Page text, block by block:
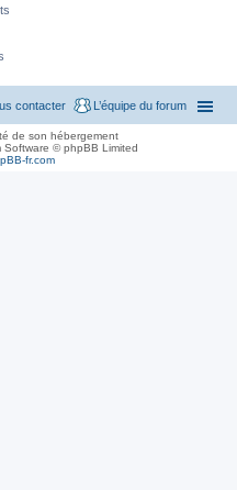
L’équipe du forum
contacter
de son hébergement
Software © phpBB Limited
fr.com